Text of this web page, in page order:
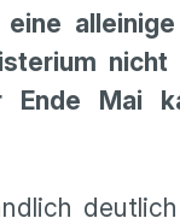
nicht
Ende Mai